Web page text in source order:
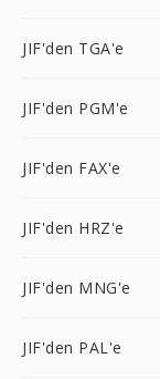
JIF'den TGA'e
JIF'den PGM'e
JIF'den FAX'e
JIF'den HRZ'e
JIF'den MNG'e
JIF'den PAL'e